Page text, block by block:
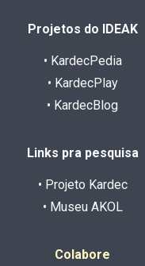
Projetos do IDEAK
• KardecPedia
• KardecPlay
• KardecBlog
Links pra pesquisa
• Projeto Kardec
• Museu AKOL
Colabore